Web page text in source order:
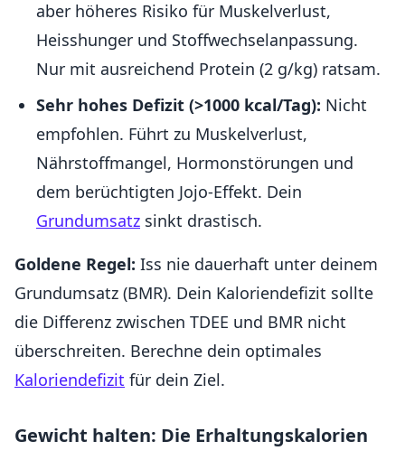
aber höheres Risiko für Muskelverlust,
Heisshunger und Stoffwechselanpassung.
Nur mit ausreichend Protein (2 g/kg) ratsam.
Sehr hohes Defizit (>1000 kcal/Tag): Nicht
empfohlen. Führt zu Muskelverlust,
Nährstoffmangel, Hormonstörungen und
dem berüchtigten Jojo-Effekt. Dein
Grundumsatz sinkt drastisch.
Goldene Regel: Iss nie dauerhaft unter deinem
Grundumsatz (BMR). Dein Kaloriendefizit sollte
die Differenz zwischen TDEE und BMR nicht
überschreiten. Berechne dein optimales
Kaloriendefizit für dein Ziel.
Gewicht halten: Die Erhaltungskalorien